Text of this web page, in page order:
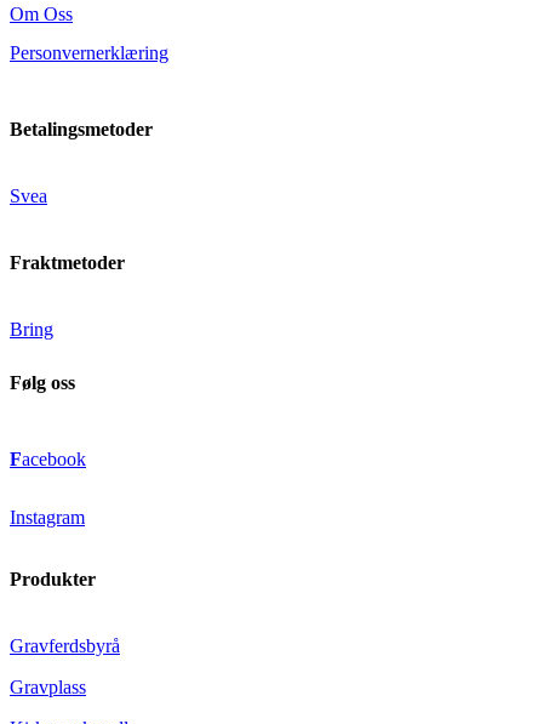
Om Oss
Personvernerklæring
Betalingsmetoder
Svea
Fraktmetoder
Bring
Følg oss
Facebook
Instagram
Produkter
Gravferdsbyrå
Gravplass